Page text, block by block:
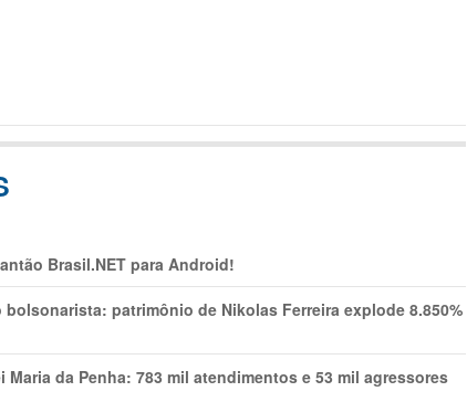
Brasil.NET para Android!
patrimônio de Nikolas Ferreira explode 8.850%
da Penha: 783 mil atendimentos e 53 mil agressores